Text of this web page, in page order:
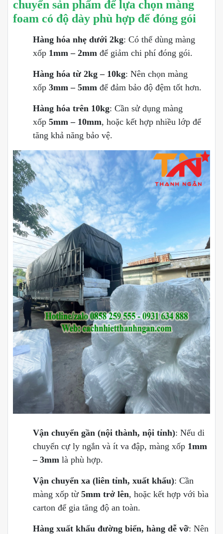
chuyển sản phẩm để lựa chọn màng
foam có độ dày phù hợp để đóng gói
Hàng hóa nhẹ dưới 2kg: Có thể dùng màng
xốp 1mm – 2mm để giảm chi phí đóng gói.
Hàng hóa từ 2kg – 10kg: Nên chọn màng
xốp 3mm – 5mm để đảm bảo độ đệm tốt hơn.
Hàng hóa trên 10kg: Cần sử dụng màng
xốp 5mm – 10mm, hoặc kết hợp nhiều lớp để
tăng khả năng bảo vệ.
Vận chuyển gần (nội thành, nội tỉnh): Nếu di
chuyển cự ly ngắn và ít va đập, màng xốp 1mm
– 3mm là phù hợp.
Vận chuyển xa (liên tỉnh, xuất khẩu): Cần
màng xốp từ 5mm trở lên, hoặc kết hợp với bìa
carton để gia tăng độ an toàn.
Hàng xuất khẩu đường biển, hàng dễ vỡ: Nên